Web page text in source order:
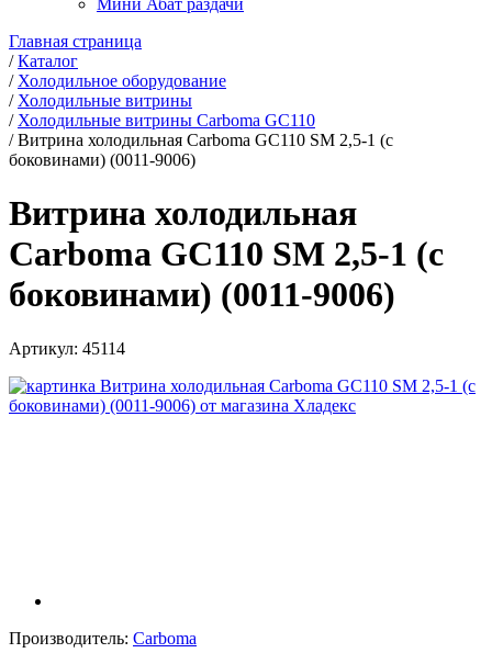
Мини Абат раздачи
Главная страница
/Каталог
/ Холодильное оборудование
/ Холодильные витрины
/ Холодильные витрины Carboma GC110
/Витрина холодильная Carboma GC110 SM 2,5-1 (с
боковинами) (0011-9006)
Витрина холодильная
Carboma GC110 SM 2,5-1 (с
боковинами) (0011-9006)
Артикул: 45114
Производитель: Carboma